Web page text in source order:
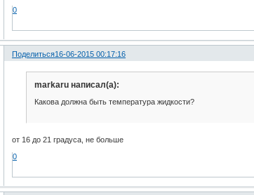
0
Поделиться16-06-2015 00:17:16
markaru написал(а):
Какова должна быть температура жидкости?
от 16 до 21 градуса, не больше
0